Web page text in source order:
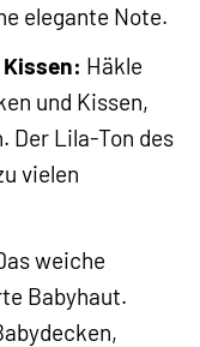
elegante Note.
Häkle
und Kissen,
Der Lila-Ton des
vielen
weiche
Babyhaut.